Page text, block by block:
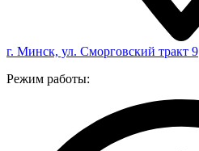
г. Минск, ул. Сморговский тракт 9
Режим работы: